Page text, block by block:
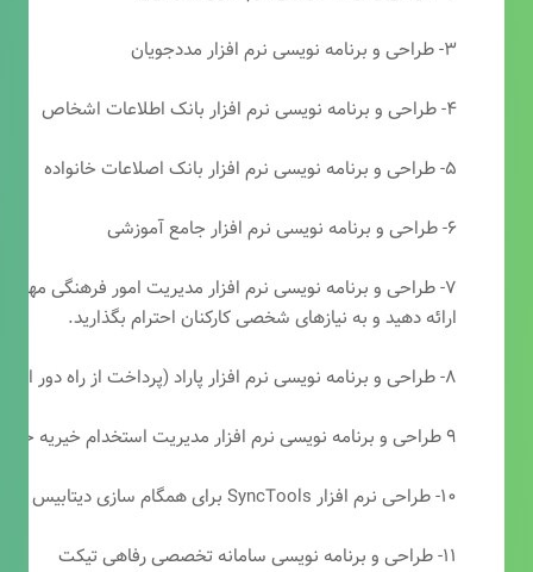
۳- طراحی و برنامه نویسی نرم افزار مددجویان
۴- طراحی و برنامه نویسی نرم افزار بانک اطلاعات اشخاص
۵- طراحی و برنامه نویسی نرم افزار بانک اصلاعات خانواده
۶- طراحی و برنامه نویسی نرم افزار جامع آموزشی
۷- طراحی و برنامه نویسی نرم افزار مدیریت امور فرهنگی
ارائه دهید و به نیازهای شخصی کارکنان احترام بگذارید.
۸- طراحی و برنامه نویسی نرم افزار پاراد (پرداخت از راه دور انجمن مددکاری امام زمان(عج))
۹ طراحی و برنامه نویسی نرم افزار مدیریت استخدام خیریه حضرت ابوالفضل (ع)
۱۰- طراحی نرم افزار SyncTools برای همگام سازی دیتابیس های SQL Server
۱۱- طراحی و برنامه نویسی سامانه تخصصی رفاهی تیکت